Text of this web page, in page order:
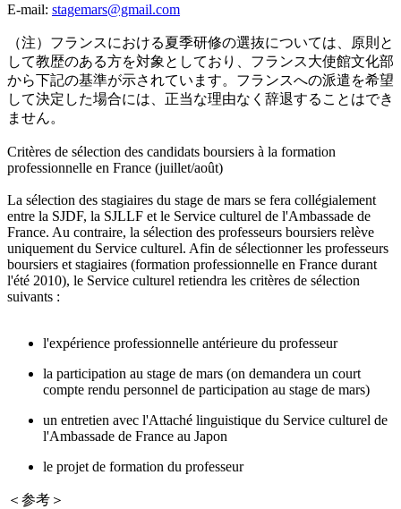
E-mail: stagemars@gmail.com
（注）フランスにおける夏季研修の選抜については、原則と
して教歴のある方を対象としており、フランス大使館文化部
から下記の基準が示されています。フランスへの派遣を希望
して決定した場合には、正当な理由なく辞退することはでき
ません。
Critères de sélection des candidats boursiers à la formation
professionnelle en France (juillet/août)
La sélection des stagiaires du stage de mars se fera collégialement
entre la SJDF, la SJLLF et le Service culturel de l'Ambassade de
France. Au contraire, la sélection des professeurs boursiers relève
uniquement du Service culturel. Afin de sélectionner les professeurs
boursiers et stagiaires (formation professionnelle en France durant
l'été 2010), le Service culturel retiendra les critères de sélection
suivants :
l'expérience professionnelle antérieure du professeur
la participation au stage de mars (on demandera un court
compte rendu personnel de participation au stage de mars)
un entretien avec l'Attaché linguistique du Service culturel de
l'Ambassade de France au Japon
le projet de formation du professeur
＜参考＞